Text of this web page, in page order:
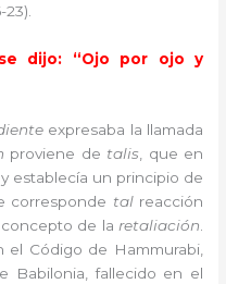
dijo: “Ojo por ojo y
expresaba la llamada
proviene de talis, que en
establecía un principio de
corresponde talreacción
de la retaliación.
el Código de Hammurabi,
Babilonia, fallecido en el